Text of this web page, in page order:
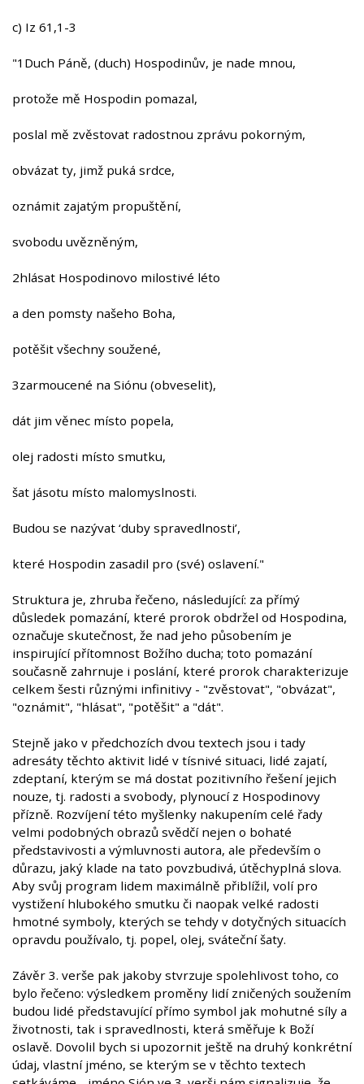
c) Iz 61,1-3
"1Duch Páně, (duch) Hospodinův, je nade mnou,
protože mě Hospodin pomazal,
poslal mě zvěstovat radostnou zprávu pokorným,
obvázat ty, jimž puká srdce,
oznámit zajatým propuštění,
svobodu uvězněným,
2hlásat Hospodinovo milostivé léto
a den pomsty našeho Boha,
potěšit všechny soužené,
3zarmoucené na Siónu (obveselit),
dát jim věnec místo popela,
olej radosti místo smutku,
šat jásotu místo malomyslnosti.
Budou se nazývat ‘duby spravedlnosti’,
které Hospodin zasadil pro (své) oslavení."
Struktura je, zhruba řečeno, následující: za přímý
důsledek pomazání, které prorok obdržel od Hospodina,
označuje skutečnost, že nad jeho působením je
inspirující přítomnost Božího ducha; toto pomazání
současně zahrnuje i poslání, které prorok charakterizuje
celkem šesti různými infinitivy - "zvěstovat", "obvázat",
"oznámit", "hlásat", "potěšit" a "dát".
Stejně jako v předchozích dvou textech jsou i tady
adresáty těchto aktivit lidé v tísnivé situaci, lidé zajatí,
zdeptaní, kterým se má dostat pozitivního řešení jejich
nouze, tj. radosti a svobody, plynoucí z Hospodinovy
přízně. Rozvíjení této myšlenky nakupením celé řady
velmi podobných obrazů svědčí nejen o bohaté
představivosti a výmluvnosti autora, ale především o
důrazu, jaký klade na tato povzbudivá, útěchyplná slova.
Aby svůj program lidem maximálně přiblížil, volí pro
vystižení hlubokého smutku či naopak velké radosti
hmotné symboly, kterých se tehdy v dotyčných situacích
opravdu používalo, tj. popel, olej, sváteční šaty.
Závěr 3. verše pak jakoby stvrzuje spolehlivost toho, co
bylo řečeno: výsledkem proměny lidí zničených soužením
budou lidé představující přímo symbol jak mohutné síly a
životnosti, tak i spravedlnosti, která směřuje k Boží
oslavě. Dovolil bych si upozornit ještě na druhý konkrétní
údaj, vlastní jméno, se kterým se v těchto textech